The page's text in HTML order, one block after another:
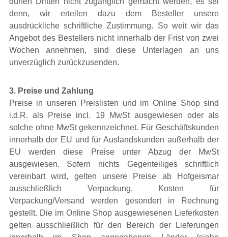
denn, wir erteilen dazu dem Besteller unsere
ausdrückliche schriftliche Zustimmung. So weit wir das
Angebot des Bestellers nicht innerhalb der Frist von zwei
Wochen annehmen, sind diese Unterlagen an uns
unverzüglich zurückzusenden.
3. Preise und Zahlung
Preise in unseren Preislisten und im Online Shop sind
i.d.R. als Preise incl. 19 MwSt ausgewiesen oder als
solche ohne MwSt gekennzeichnet. Für Geschäftskunden
innerhalb der EU und für Auslandskunden außerhalb der
EU werden diese Preise unter Abzug der MwSt
ausgewiesen. Sofern nichts Gegenteiliges schriftlich
vereinbart wird, gelten unsere Preise ab Hofgeismar
ausschließlich Verpackung. Kosten für
Verpackung/Versand werden gesondert in Rechnung
gestellt. Die im Online Shop ausgewiesenen Lieferkosten
gelten ausschließlich für den Bereich der Lieferungen